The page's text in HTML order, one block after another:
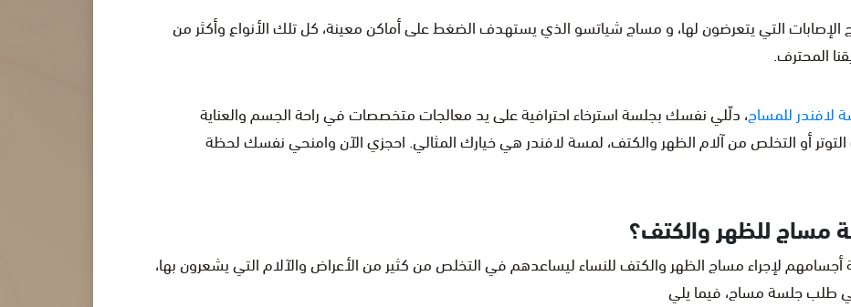
الإصابات التي يتعرضون لها، و مساج شياتسو الذي يستهدف الضغط على أماكن معينة، كل تلك الأنواع وأكثر من
المحترف.
لافندر للمساج، دلّلي نفسك بجلسة استرخاء احترافية على يد معالجات متخصصات في راحة الجسم والعناية
أو التخلص من آلام الظهر والكتف، لمسة لافندر هي خيارك المثالي. احجزي الآن وامنحي نفسك لحظة
مساج للظهر والكتف؟
لإجراء مساج الظهر والكتف للنساء ليساعدهم في التخلص من كثير من الأعراض والآلام التي يشعرون بها،
طلب جلسة مساج، فيما يلي